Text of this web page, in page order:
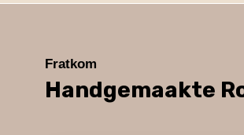
Fratkom
Handgemaakte